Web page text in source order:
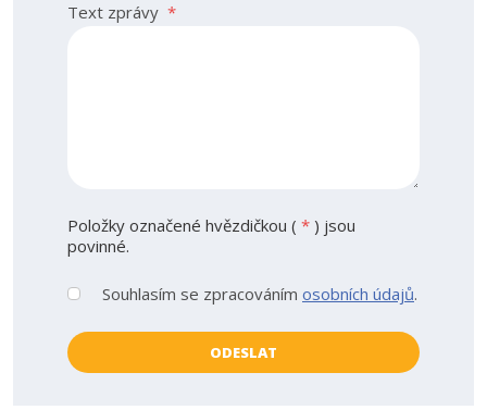
Text zprávy *
Položky označené hvězdičkou ( * ) jsou
povinné.
Souhlasím
zpracováním
osobních
Souhlasím se zpracováním osobních údajů.
ODESLAT